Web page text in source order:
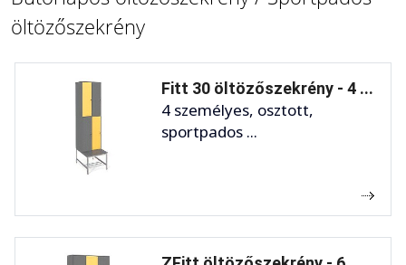
öltözőszekrény
Fitt 30 öltözőszekrény - 4 ...
4 személyes, osztott,
sportpados ...